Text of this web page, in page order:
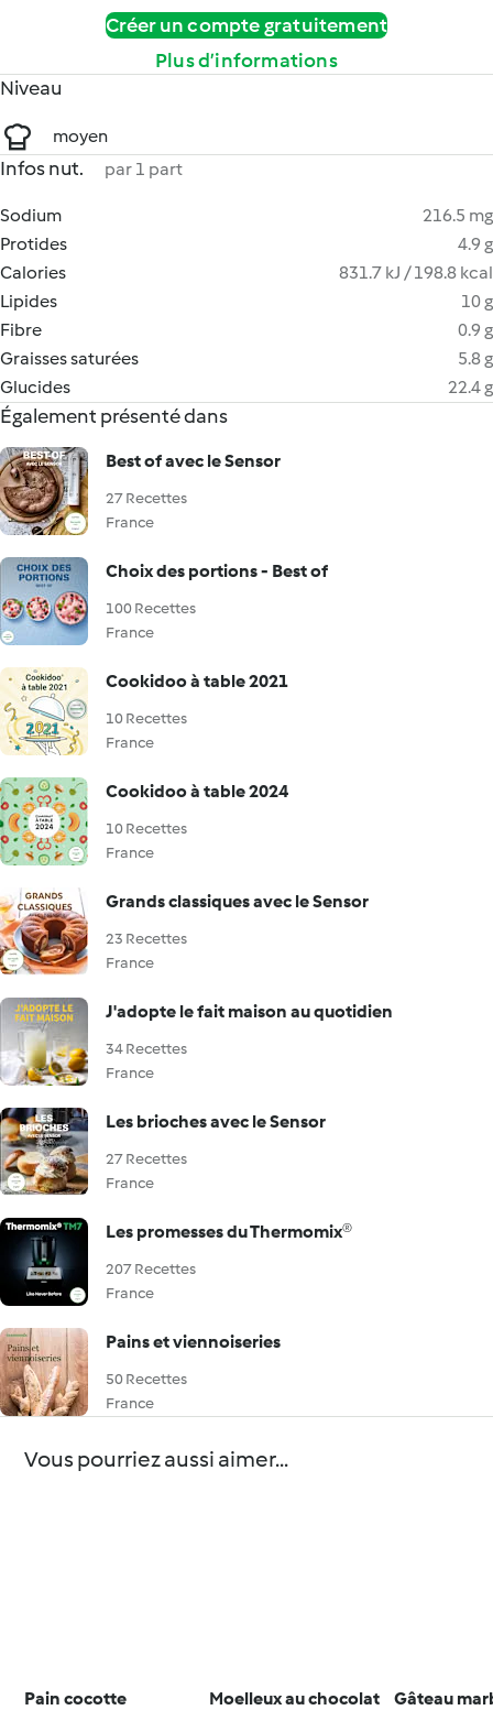
Créer un compte gratuitement
Plus d’informations
Niveau
moyen
Infos nut. par 1 part
Sodium
216.5 mg
Protides
4.9 g
Calories
831.7 kJ / 198.8 kcal
Lipides
10 g
Fibre
0.9 g
Graisses saturées
5.8 g
Glucides
22.4 g
Également présenté dans
Best of avec le Sensor
27 Recettes
France
Choix des portions - Best of
100 Recettes
France
Cookidoo à table 2021
10 Recettes
France
Cookidoo à table 2024
10 Recettes
France
Grands classiques avec le Sensor
23 Recettes
France
J'adopte le fait maison au quotidien
34 Recettes
France
Les brioches avec le Sensor
27 Recettes
France
Les promesses du Thermomix®
207 Recettes
France
Pains et viennoiseries
50 Recettes
France
Vous pourriez aussi aimer...
Pain cocotte Moelleux au chocolat Gâteau